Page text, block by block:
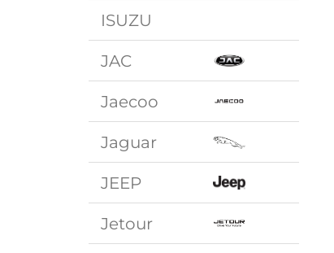
ISUZU
JAC
Jaecoo
Jaguar
JEEP
Jetour